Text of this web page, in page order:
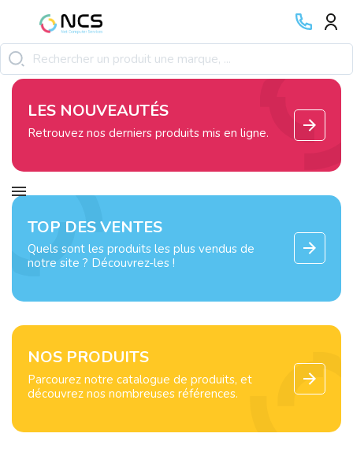
LES NOUVEAUTÉS
Retrouvez nos derniers produits mis en ligne.
TOP DES VENTES
Quels sont les produits les plus vendus de
notre site ? Découvrez-les !
NOS PRODUITS
Parcourez notre catalogue de produits, et
découvrez nos nombreuses références.